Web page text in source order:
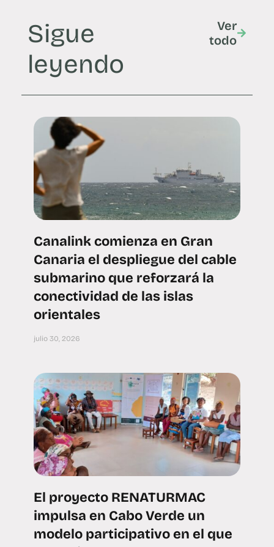
Sigue
leyendo
Ver
todo
Canalink comienza en Gran
Canaria el despliegue del cable
submarino que reforzará la
conectividad de las islas
orientales
julio 30, 2026
El proyecto RENATURMAC
impulsa en Cabo Verde un
modelo participativo en el que